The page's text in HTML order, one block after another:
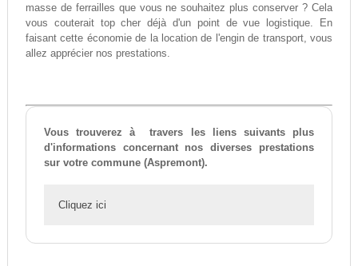
masse de ferrailles que vous ne souhaitez plus conserver ? Cela
vous couterait top cher déjà d'un point de vue logistique. En
faisant cette économie de la location de l'engin de transport, vous
allez apprécier nos prestations.
Vous trouverez à travers les liens suivants plus
d'informations concernant nos diverses prestations
sur votre commune (Aspremont).
Cliquez ici